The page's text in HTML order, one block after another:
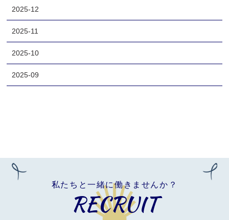
2025-12
2025-11
2025-10
2025-09
私たちと一緒に働きませんか？
RECRUIT